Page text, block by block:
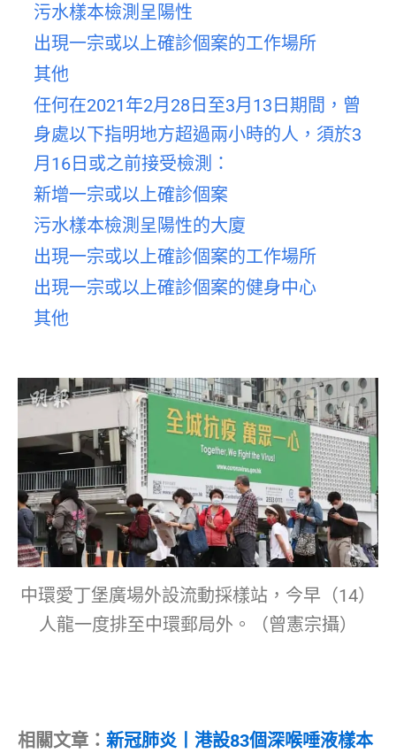
污水樣本檢測呈陽性
出現一宗或以上確診個案的工作場所
其他
任何在2021年2月28日至3月13日期間，曾
身處以下指明地方超過兩小時的人，須於3
月16日或之前接受檢測：
新增一宗或以上確診個案
污水樣本檢測呈陽性的大廈
出現一宗或以上確診個案的工作場所
出現一宗或以上確診個案的健身中心
其他
中環愛丁堡廣場外設流動採樣站，今早（14）
人龍一度排至中環郵局外。（曾憲宗攝）
相關文章： 新冠肺炎丨港設83個深喉唾液樣本